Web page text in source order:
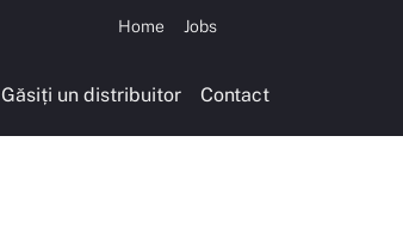
Găsiți un distribuitor Contact
Home Jobs